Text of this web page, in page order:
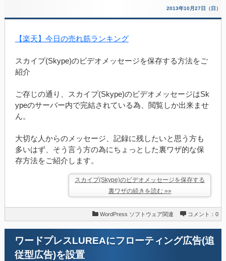
2013年10月27日（日）
【楽天】今日の売れ筋ランキング
スカイプ(Skype)のビデオメッセージを保存する方法をご
紹介
ご存じの通り、スカイプ(Skype)のビデオメッセージはSk
ypeのサーバー内で完結されている為、閲覧しか出来ませ
ん。
大切な人からのメッセージ、記録に残したいと思う方も
多いはず、そう言う方の為にちょっとした裏ワザ的な保
存方法をご紹介します。
スカイプ(Skype)のビデオメッセージを保存する
裏ワザの続きを読む »»
WordPress ソフトウェア関連 コメント：0
ワードプレスLUREAにフローティング広告(追
従型広告)を設置